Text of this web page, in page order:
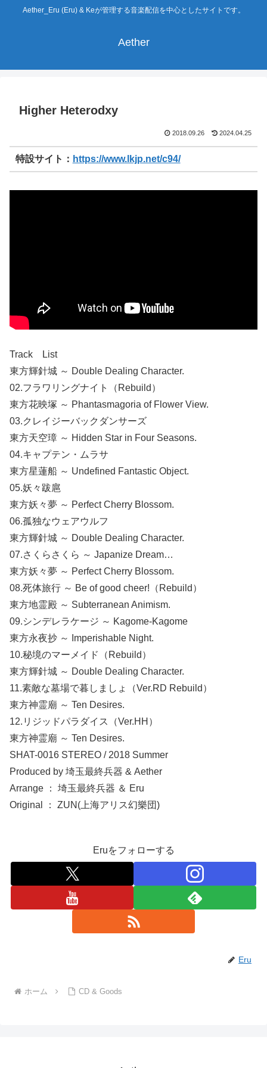
Aether_Eru (Eru) & Keが管理する音楽配信を中心としたサイトです。
Aether
Higher Heterodxy
2018.09.26 2024.04.25
特設サイト： https://www.lkjp.net/c94/
Track List
東方輝針城 ～ Double Dealing Character.
02.フラワリングナイト（Rebuild）
東方花映塚 ～ Phantasmagoria of Flower View.
03.クレイジーバックダンサーズ
東方天空璋 ～ Hidden Star in Four Seasons.
04.キャプテン・ムラサ
東方星蓮船 ～ Undefined Fantastic Object.
05.妖々跋扈
東方妖々夢 ～ Perfect Cherry Blossom.
06.孤独なウェアウルフ
東方輝針城 ～ Double Dealing Character.
07.さくらさくら ～ Japanize Dream…
東方妖々夢 ～ Perfect Cherry Blossom.
08.死体旅行 ～ Be of good cheer!（Rebuild）
東方地霊殿 ～ Subterranean Animism.
09.シンデレラケージ ～ Kagome-Kagome
東方永夜抄 ～ Imperishable Night.
10.秘境のマーメイド（Rebuild）
東方輝針城 ～ Double Dealing Character.
11.素敵な墓場で暮しましょ（Ver.RD Rebuild）
東方神霊廟 ～ Ten Desires.
12.リジッドパラダイス（Ver.HH）
東方神霊廟 ～ Ten Desires.
SHAT-0016 STEREO / 2018 Summer
Produced by 埼玉最終兵器 & Aether
Arrange ： 埼玉最終兵器 ＆ Eru
Original ： ZUN(上海アリス幻樂団)
Eruをフォローする
Eru
ホーム CD & Goods